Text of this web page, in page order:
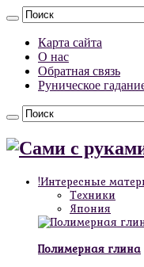
Карта сайта
О нас
Обратная связь
Руническое
!Интересные
Техники
Япония
Полимерная глина